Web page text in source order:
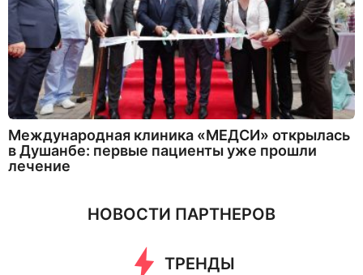
Международная клиника «МЕДСИ» открылась
в Душанбе: первые пациенты уже прошли
лечение
НОВОСТИ ПАРТНЕРОВ
ТРЕНДЫ